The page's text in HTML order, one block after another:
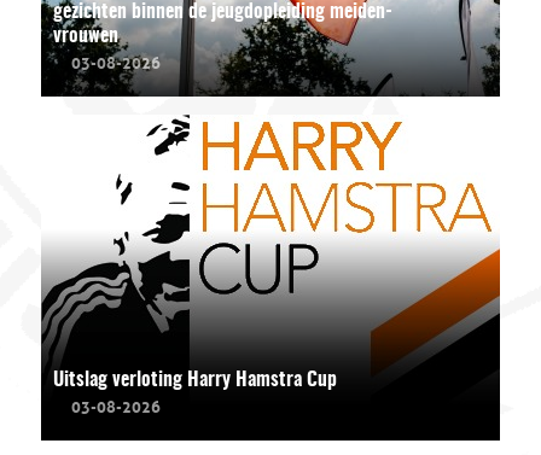
gezichten binnen de jeugdopleiding meiden-
vrouwen
03-08-2026
Uitslag verloting Harry Hamstra Cup
03-08-2026